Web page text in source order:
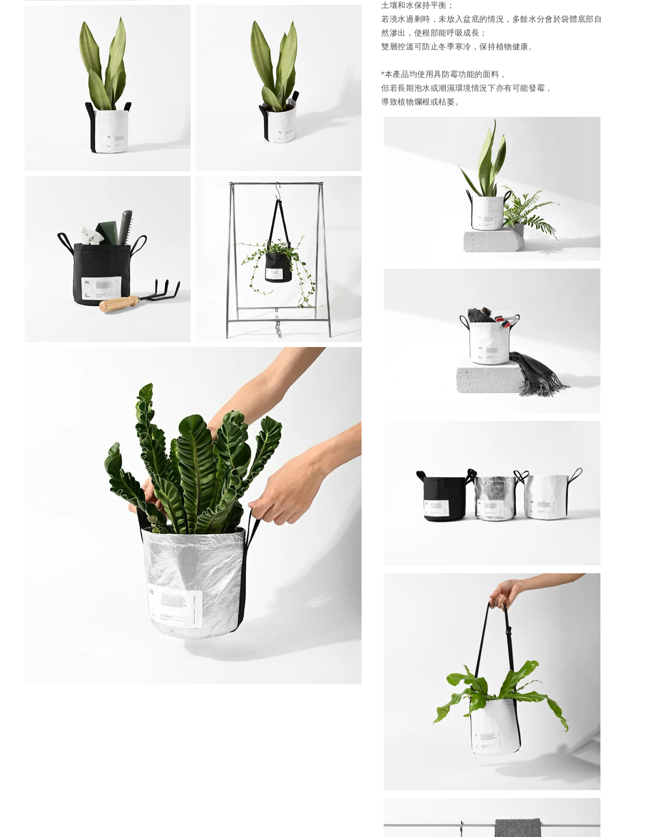
土壤和水保持平衡；
若澆水過剩時，未放入盆底的情況，多餘水分會於袋體底部自
然滲出，使根部能呼吸成長；
雙層控溫可防止冬季寒冷，保持植物健康。
*本產品均使用具防霉功能的面料，
但若長期泡水或潮濕環境情況下亦有可能發霉，
導致植物爛根或枯萎。